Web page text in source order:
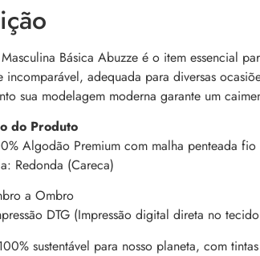
Básica Abuzze é o item essencial
incomparável, adequada para diversas
sua modelagem moderna garante um
do Produto
Algodão Premium com malha penteada
Redonda (Careca)
a Ombro
DTG (Impressão digital direta no
sustentável para nosso planeta, com